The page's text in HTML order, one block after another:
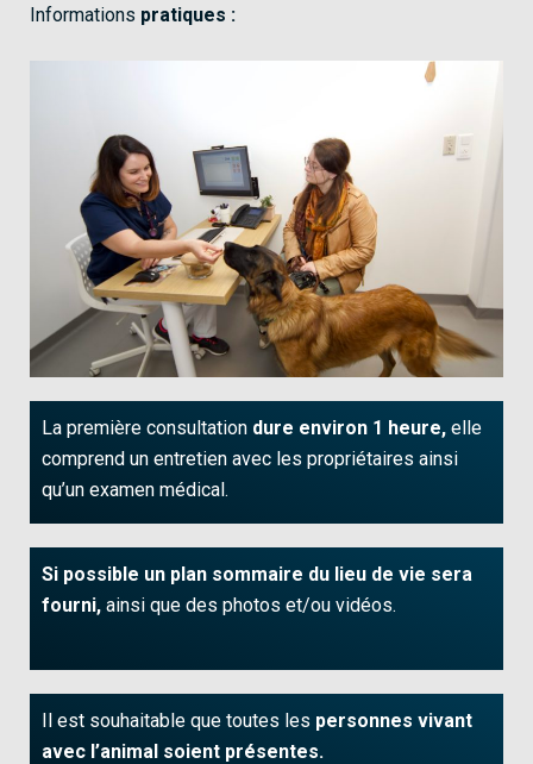
Informations pratiques :
La première consultation dure environ 1 heure, elle
comprend un entretien avec les propriétaires ainsi
qu’un examen médical.
Si possible un plan sommaire du lieu de vie sera
fourni, ainsi que des photos et/ou vidéos.
Il est souhaitable que toutes les personnes vivant
avec l’animal soient présentes.